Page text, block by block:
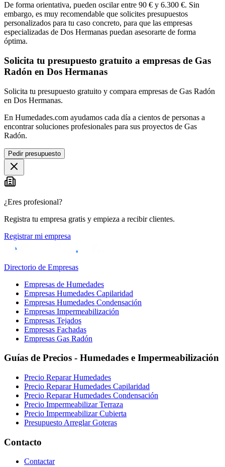
De forma orientativa, pueden oscilar entre 90 € y 6.300 €. Sin
embargo, es muy recomendable que solicites presupuestos
personalizados para tu caso concreto, para que las empresas
especializadas de Dos Hermanas puedan asesorarte de forma
óptima.
Solicita tu presupuesto gratuito a empresas de Gas
Radón en Dos Hermanas
Solicita tu presupuesto gratuito y compara empresas de Gas Radón
en Dos Hermanas.
En Humedades.com ayudamos cada día a cientos de personas a
encontrar soluciones profesionales para sus proyectos de Gas
Radón.
Pedir presupuesto
¿Eres profesional?
Registra tu empresa gratis y empieza a recibir clientes.
Registrar mi empresa
Directorio de Empresas
Empresas de Humedades
Empresas Humedades Capilaridad
Empresas Humedades Condensación
Empresas Impermeabilización
Empresas Tejados
Empresas Fachadas
Empresas Gas Radón
Guías de Precios - Humedades e Impermeabilización
Precio Reparar Humedades
Precio Reparar Humedades Capilaridad
Precio Reparar Humedades Condensación
Precio Impermeabilizar Terraza
Precio Impermeabilizar Cubierta
Presupuesto Arreglar Goteras
Contacto
Contactar